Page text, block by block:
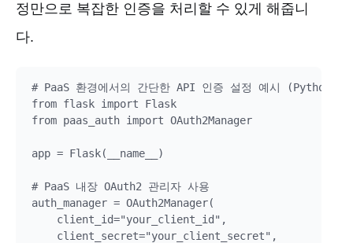
정만으로 복잡한 인증을 처리할 수 있게 해줍니
다.
# PaaS 환경에서의 간단한 API 인증 설정 예시 (Python/
from flask import Flask
from paas_auth import OAuth2Manager
app = Flask(__name__)
# PaaS 내장 OAuth2 관리자 사용
auth_manager = OAuth2Manager(
    client_id="your_client_id",
    client_secret="your_client_secret",